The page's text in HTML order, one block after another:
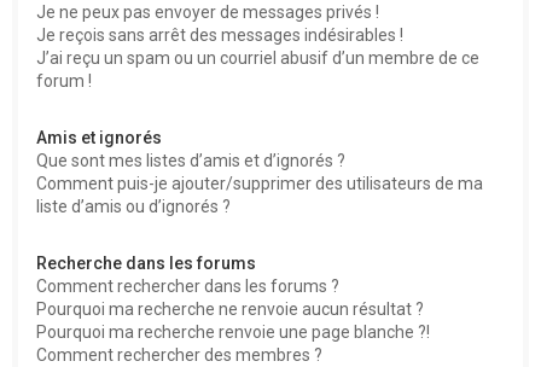
Je ne peux pas envoyer de messages privés !
Je reçois sans arrêt des messages indésirables !
J’ai reçu un spam ou un courriel abusif d’un membre de ce
forum !
Amis et ignorés
Que sont mes listes d’amis et d’ignorés ?
Comment puis-je ajouter/supprimer des utilisateurs de ma
liste d’amis ou d’ignorés ?
Recherche dans les forums
Comment rechercher dans les forums ?
Pourquoi ma recherche ne renvoie aucun résultat ?
Pourquoi ma recherche renvoie une page blanche ?!
Comment rechercher des membres ?